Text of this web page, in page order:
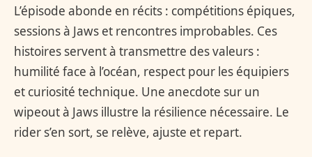
L’épisode abonde en récits : compétitions épiques,
sessions à Jaws et rencontres improbables. Ces
histoires servent à transmettre des valeurs :
humilité face à l’océan, respect pour les équipiers
et curiosité technique. Une anecdote sur un
wipeout à Jaws illustre la résilience nécessaire. Le
rider s’en sort, se relève, ajuste et repart.